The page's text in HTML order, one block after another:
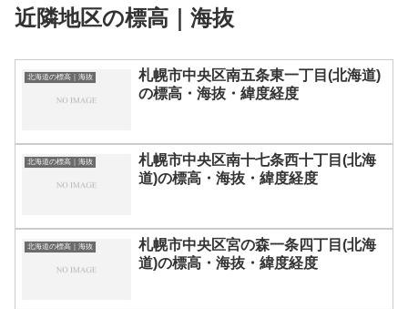
近隣地区の標高｜海抜
北海道の標高｜海抜
札幌市中央区南五条東一丁目(北海道)
の標高・海抜・緯度経度
北海道の標高｜海抜
札幌市中央区南十七条西十丁目(北海
道)の標高・海抜・緯度経度
北海道の標高｜海抜
札幌市中央区宮の森一条四丁目(北海
道)の標高・海抜・緯度経度